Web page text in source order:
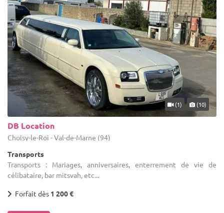
(1) (10)
DB Location
Choisy-le-Roi - Val-de-Marne (94)
Transports
Transports : Mariages, anniversaires, enterrement de vie de
célibataire, bar mitsvah, etc...
Forfait dès 1 200 €